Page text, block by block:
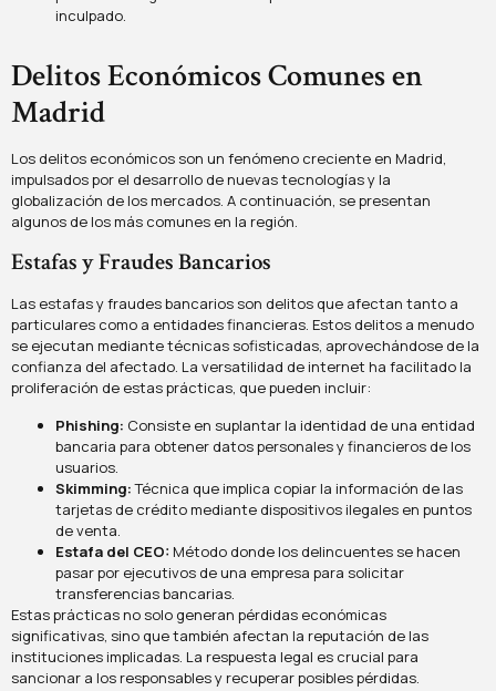
inculpado.
Delitos Económicos Comunes en
Madrid
Los delitos económicos son un fenómeno creciente en Madrid,
impulsados por el desarrollo de nuevas tecnologías y la
globalización de los mercados. A continuación, se presentan
algunos de los más comunes en la región.
Estafas y Fraudes Bancarios
Las estafas y fraudes bancarios son delitos que afectan tanto a
particulares como a entidades financieras. Estos delitos a menudo
se ejecutan mediante técnicas sofisticadas, aprovechándose de la
confianza del afectado. La versatilidad de internet ha facilitado la
proliferación de estas prácticas, que pueden incluir:
Phishing: Consiste en suplantar la identidad de una entidad
bancaria para obtener datos personales y financieros de los
usuarios.
Skimming:Técnica que implica copiar la información de las
tarjetas de crédito mediante dispositivos ilegales en puntos
de venta.
Estafa del CEO: Método donde los delincuentes se hacen
pasar por ejecutivos de una empresa para solicitar
transferencias bancarias.
Estas prácticas no solo generan pérdidas económicas
significativas, sino que también afectan la reputación de las
instituciones implicadas. La respuesta legal es crucial para
sancionar a los responsables y recuperar posibles pérdidas.